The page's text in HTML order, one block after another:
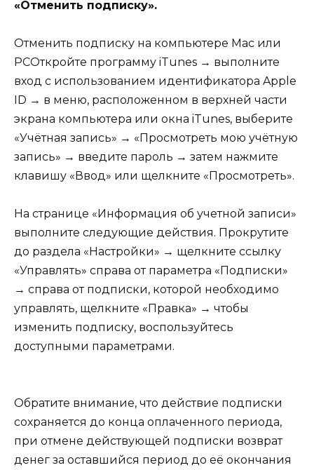
«Отменить подписку».
Отменить подписку на компьютере Mac или
PCОткройте программу iTunes → выполните
вход с использованием идентификатора Apple
ID → в меню, расположенном в верхней части
экрана компьютера или окна iTunes, выберите
«Учётная запись» → «Просмотреть мою учётную
запись» → введите пароль → затем нажмите
клавишу «Ввод» или щелкните «Просмотреть».
На странице «Информация об учетной записи»
выполните следующие действия. Прокрутите
до раздела «Настройки» → щелкните ссылку
«Управлять» справа от параметра «Подписки»
→ справа от подписки, которой необходимо
управлять, щелкните «Правка» → чтобы
изменить подписку, воспользуйтесь
доступными параметрами.
Обратите внимание, что действие подписки
сохраняется до конца оплаченного периода,
при отмене действующей подписки возврат
денег за оставшийся период до её окончания